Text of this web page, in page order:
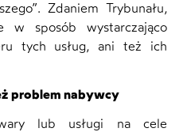
Zdaniem Trybunału,
w sposób wystarczająco
tych usług, ani też ich
problem nabywcy
lub usługi na cele